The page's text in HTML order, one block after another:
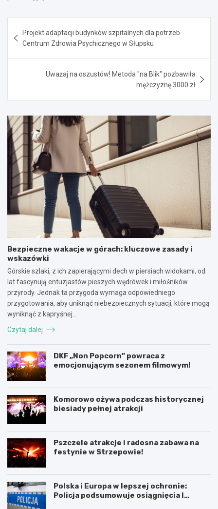
wpisu
Projekt adaptacji budynków szpitalnych dla potrzeb
Centrum Zdrowia Psychicznego w Słupsku
Uważaj na oszustów! Metoda "na Blik" pozbawiła
mężczyznę 3000 zł
Bezpieczne wakacje w górach: kluczowe zasady i
wskazówki
Górskie szlaki, z ich zapierającymi dech w piersiach widokami, od
lat fascynują entuzjastów pieszych wędrówek i miłośników
przyrody. Jednak ta przygoda wymaga odpowiedniego
przygotowania, aby uniknąć niebezpiecznych sytuacji, które mogą
wyniknąć z kapryśnej…
Czytaj dalej
DKF „Non Popcorn” powraca z
emocjonującym sezonem filmowym!
Komorowo ożywa podczas historycznej
biesiady pełnej atrakcji
Pszczele atrakcje i radosna zabawa na
festynie w Strzepowie!
Polska i Europa w lepszej ochronie:
Policja podsumowuje osiągnięcia I